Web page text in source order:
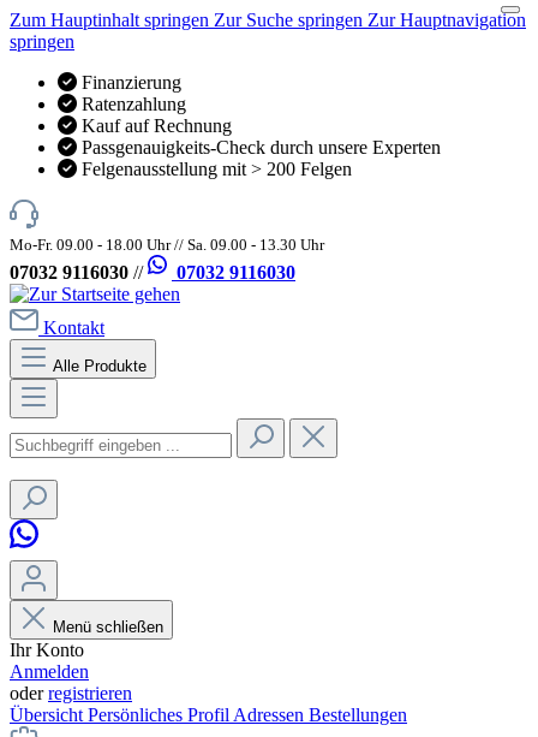
Zum Hauptinhalt springen Zur Suche springen Zur Hauptnavigation
springen
Finanzierung
Ratenzahlung
Kauf auf Rechnung
Passgenauigkeits-Check durch unsere Experten
Felgenausstellung mit > 200 Felgen
Mo-Fr. 09.00 - 18.00 Uhr // Sa. 09.00 - 13.30 Uhr
07032 9116030 // 07032 9116030
Kontakt
Alle Produkte
Menü schließen
Ihr Konto
Anmelden
oderregistrieren
Übersicht Persönliches Profil Adressen Bestellungen